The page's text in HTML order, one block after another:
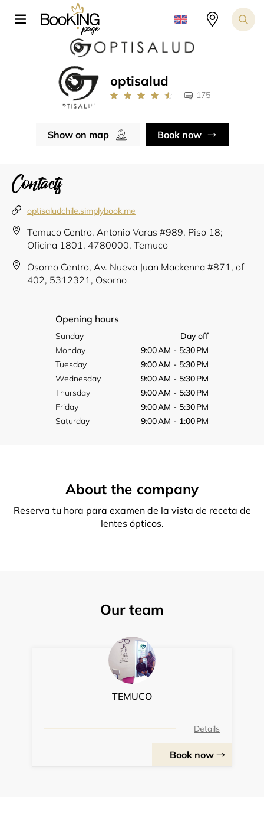
optisalud
175
Show on map Book now
Contacts
optisaludchile.simplybook.me
Temuco Centro, Antonio Varas #989, Piso 18;
Oficina 1801, 4780000, Temuco
Osorno Centro, Av. Nueva Juan Mackenna #871, of
402, 5312321, Osorno
Opening hours
Sunday
Day off
Monday
9:00 AM - 5:30 PM
Tuesday
9:00 AM - 5:30 PM
Wednesday
9:00 AM - 5:30 PM
Thursday
9:00 AM - 5:30 PM
Friday
9:00 AM - 5:30 PM
Saturday
9:00 AM - 1:00 PM
About the company
Reserva tu hora para examen de la vista de receta de
lentes ópticos.
Our team
TEMUCO
Details
Book now